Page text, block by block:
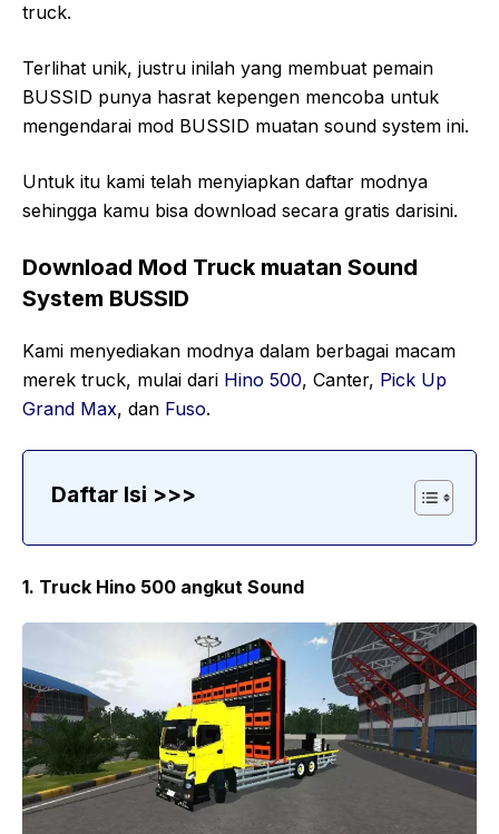
truck.
Terlihat unik, justru inilah yang membuat pemain
BUSSID punya hasrat kepengen mencoba untuk
mengendarai mod BUSSID muatan sound system ini.
Untuk itu kami telah menyiapkan daftar modnya
sehingga kamu bisa download secara gratis darisini.
Download Mod Truck muatan Sound
System BUSSID
Kami menyediakan modnya dalam berbagai macam
merek truck, mulai dari Hino 500, Canter, Pick Up
Grand Max, dan Fuso.
Daftar Isi >>>
1. Truck Hino 500 angkut Sound